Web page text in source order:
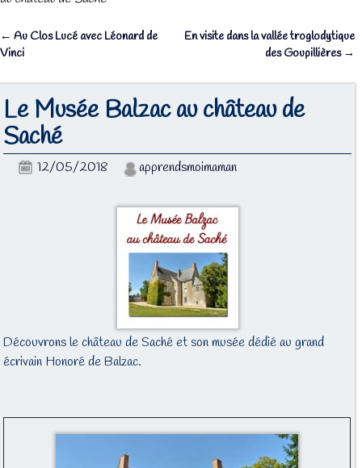
Navigation des articles
← Au Clos Lucé avec Léonard de
Vinci
En visite dans la vallée troglodytique
des Goupillières →
Le Musée Balzac au château de
Saché
12/05/2018 apprendsmoimaman
Découvrons le château de Saché et son musée dédié au grand
écrivain Honoré de Balzac.